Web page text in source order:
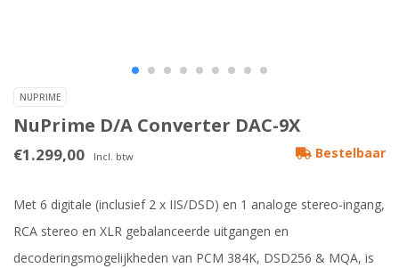
NUPRIME
NuPrime D/A Converter DAC-9X
€1.299,00 Incl. btw Bestelbaar
Met 6 digitale (inclusief 2 x IIS/DSD) en 1 analoge stereo-ingang,
RCA stereo en XLR gebalanceerde uitgangen en
decoderingsmogelijkheden van PCM 384K, DSD256 & MQA, is